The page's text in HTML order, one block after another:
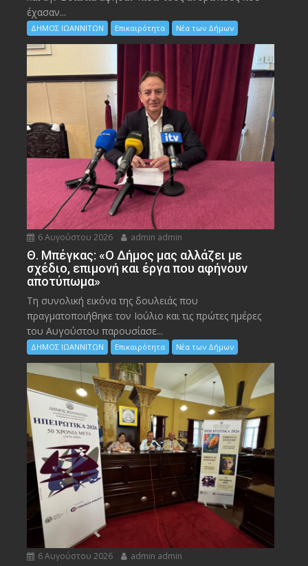
έχασαν...
ΔΗΜΟΣ ΙΩΑΝΝΙΤΩΝ Επικαιρότητα Νέα των Δήμων
6 Αυγούστου 2026 admin admin
Θ. Μπέγκας: «Ο Δήμος μας αλλάζει με
σχέδιο, επιμονή και έργα που αφήνουν
αποτύπωμα»
Τη συνολική εικόνα της δουλειάς που
πραγματοποιήθηκε τον Ιούλιο και τις πρώτες ημέρες
του Αυγούστου παρουσίασε...
ΔΗΜΟΣ ΙΩΑΝΝΙΤΩΝ Επικαιρότητα Νέα των Δήμων
6 Αυγούστου 2026 admin admin